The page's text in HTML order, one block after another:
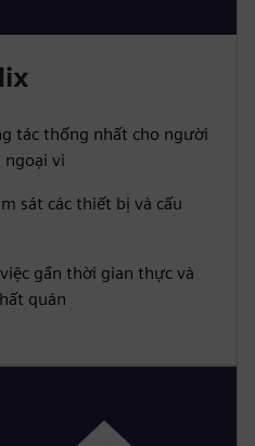
tác thống nhất cho người
vi
sát các thiết bị và cấu
gần thời gian thực và
quán